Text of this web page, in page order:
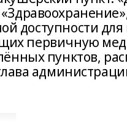
доступности
первичную
пунктов,